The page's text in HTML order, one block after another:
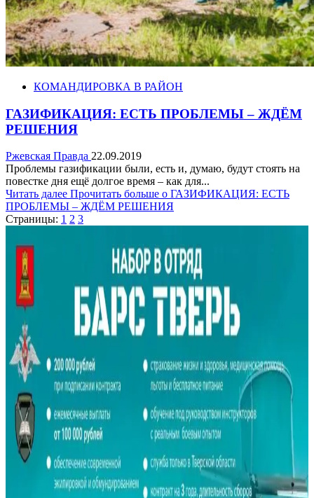
КОМАНДИРОВКА В РАЙОН
ГАЗИФИКАЦИЯ: ЕСТЬ ПРОБЛЕМЫ – ЖДЁМ
РЕШЕНИЯ
Ржевская Правда 22.09.2019
Проблемы газификации были, есть и, думаю, будут стоять на
повестке дня ещё долгое время – как для...
Читать далее Прочитать больше о ГАЗИФИКАЦИЯ: ЕСТЬ
ПРОБЛЕМЫ – ЖДЁМ РЕШЕНИЯ
Страницы: 1 2 3